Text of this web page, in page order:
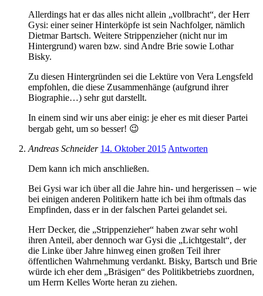
Allerdings hat er das alles nicht allein „vollbracht“, der Herr
Gysi: einer seiner Hinterköpfe ist sein Nachfolger, nämlich
Dietmar Bartsch. Weitere Strippenzieher (nicht nur im
Hintergrund) waren bzw. sind Andre Brie sowie Lothar
Bisky.
Zu diesen Hintergründen sei die Lektüre von Vera Lengsfeld
empfohlen, die diese Zusammenhänge (aufgrund ihrer
Biographie…) sehr gut darstellt.
In einem sind wir uns aber einig: je eher es mit dieser Partei
bergab geht, um so besser! 😉
Andreas Schneider 14. Oktober 2015 Antworten
Dem kann ich mich anschließen.
Bei Gysi war ich über all die Jahre hin- und hergerissen – wie
bei einigen anderen Politikern hatte ich bei ihm oftmals das
Empfinden, dass er in der falschen Partei gelandet sei.
Herr Decker, die „Strippenzieher“ haben zwar sehr wohl
ihren Anteil, aber dennoch war Gysi die „Lichtgestalt“, der
die Linke über Jahre hinweg einen großen Teil ihrer
öffentlichen Wahrnehmung verdankt. Bisky, Bartsch und Brie
würde ich eher dem „Bräsigen“ des Politikbetriebs zuordnen,
um Herrn Kelles Worte heran zu ziehen.